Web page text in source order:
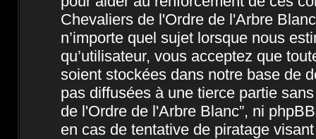
Chevaliers de l'Ordre de l'Arbre
n’importe quel sujet lorsque nous
qu’utilisateur, vous acceptez que
soient stockées dans notre base de
pas diffusées à une tierce partie
de l'Ordre de l'Arbre Blanc”, ni
en cas de tentative de piratage